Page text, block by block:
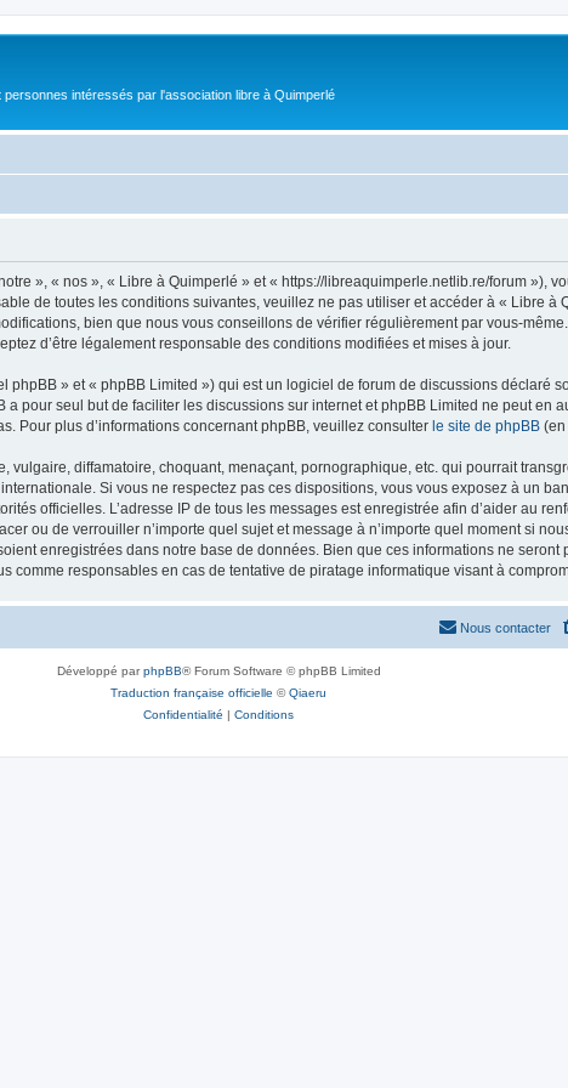
intéressés par l'association libre à Quimperlé
», « nos », « Libre à Quimperlé » et « https://libreaquimperle.netlib.re/forum »),
de toutes les conditions suivantes, veuillez ne pas utiliser et accéder à « Libre
bien que nous vous conseillons de vérifier régulièrement par vous-
d’être légalement responsable des conditions modifiées et mises à jour.
» et « phpBB Limited ») qui est un logiciel de forum de discussions déclaré
a pour seul but de faciliter les discussions sur internet et phpBB Limited ne peut en
Pour plus d’informations concernant phpBB, veuillez consulter le site de phpBB (en
vulgaire, diffamatoire, choquant, menaçant, pornographique, etc. qui pourrait
Si vous ne respectez pas ces dispositions, vous vous exposez à un
officielles. L’adresse IP de tous les messages est enregistrée afin d’aider au
ou de verrouiller n’importe quel sujet et message à n’importe quel moment si
enregistrées dans notre base de données. Bien que ces informations ne seront
comme responsables en cas de tentative de piratage informatique visant à
Nous contacter
Développé parphpBB® Forum Software © phpBB Limited
Traduction française officielle ©Qiaeru
Confidentialité | Conditions